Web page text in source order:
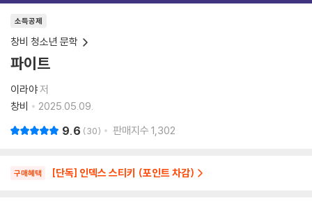
소득공제
창비 청소년 문학
파이트
이라야저
창비
2025.05.09.
9.6 30 판매지수 1,302
구매혜택 [단독] 인덱스 스티키 (포인트 차감)